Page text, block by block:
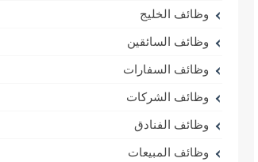
وظائف الخليج
وظائف السائقين
وظائف السفارات
وظائف الشركات
وظائف الفنادق
وظائف المبيعات